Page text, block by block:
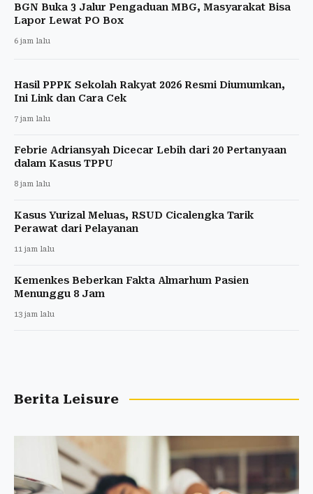
BGN Buka 3 Jalur Pengaduan MBG, Masyarakat Bisa
Lapor Lewat PO Box
6 jam lalu
Hasil PPPK Sekolah Rakyat 2026 Resmi Diumumkan,
Ini Link dan Cara Cek
7 jam lalu
Febrie Adriansyah Dicecar Lebih dari 20 Pertanyaan
dalam Kasus TPPU
8 jam lalu
Kasus Yurizal Meluas, RSUD Cicalengka Tarik
Perawat dari Pelayanan
11 jam lalu
Kemenkes Beberkan Fakta Almarhum Pasien
Menunggu 8 Jam
13 jam lalu
Berita Leisure